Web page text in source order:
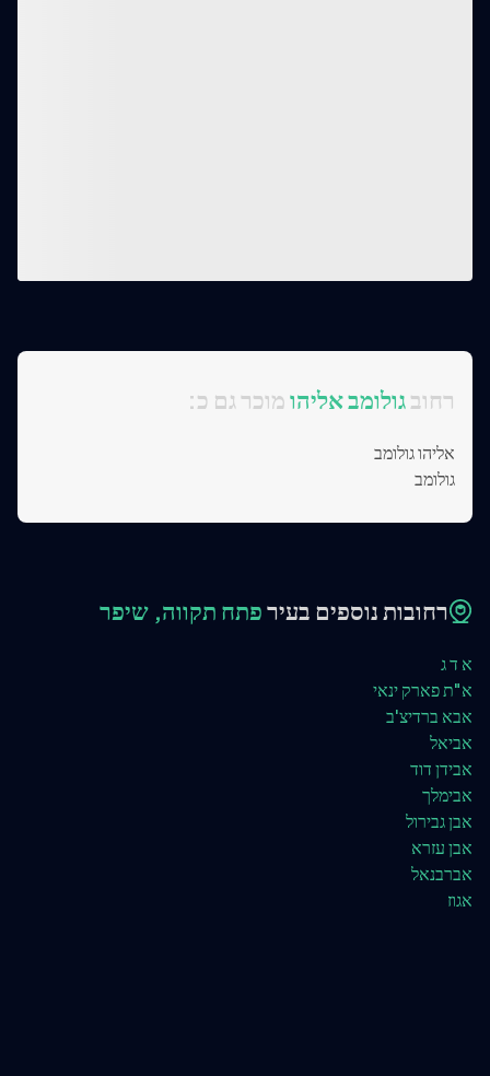
:רחובגולומב אליהומוכר גם כ
אליהו גולומב
גולומב
רחובות נוספים בעירפתח תקווה, שיפר
א ד ג
א"ת פארק ינאי
אבא ברדיצ'ב
אביאל
אבידן דוד
אבימלך
אבן גבירול
אבן עזרא
אברבנאל
אגוז